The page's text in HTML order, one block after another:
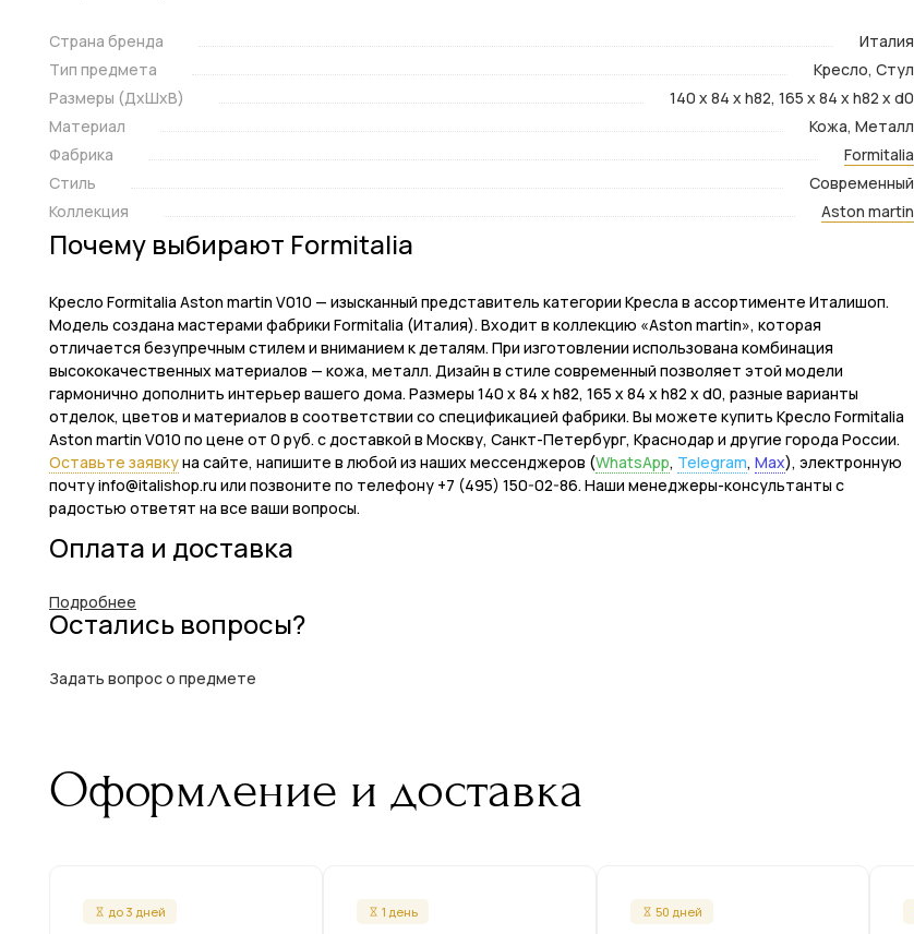
Страна бренда
Италия
Тип предмета
Кресло, Стул
Размеры (ДxШxВ)
140 x 84 x h82, 165 x 84 x h82 x d0
Материал
Кожа, Металл
Фабрика
Formitalia
Стиль
Современный
Коллекция
Aston martin
Почему выбирают Formitalia
Кресло Formitalia Aston martin V010 — изысканный представитель категории Кресла в ассортименте Италишоп.
Модель создана мастерами фабрики Formitalia (Италия). Входит в коллекцию «Aston martin», которая
отличается безупречным стилем и вниманием к деталям. При изготовлении использована комбинация
высококачественных материалов — кожа, металл. Дизайн в стиле современный позволяет этой модели
гармонично дополнить интерьер вашего дома. Размеры 140 x 84 x h82, 165 x 84 x h82 x d0, разные варианты
отделок, цветов и материалов в соответствии со спецификацией фабрики. Вы можете купить Кресло Formitalia
Aston martin V010 по цене от 0 руб. с доставкой в Москву, Санкт-Петербург, Краснодар и другие города России.
Оставьте заявкуна сайте, напишите в любой из наших мессенджеров (WhatsApp, Telegram, Max), электронную
почту info@italishop.ru или позвоните по телефону +7 (495) 150-02-86. Наши менеджеры-консультанты с
радостью ответят на все ваши вопросы.
Оплата и доставка
Подробнее
Остались вопросы?
Задать вопрос о предмете
Оформление и доставка
до 3 дней 1 день 50 дней